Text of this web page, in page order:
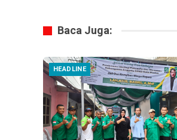
Baca Juga:
HEADLINE